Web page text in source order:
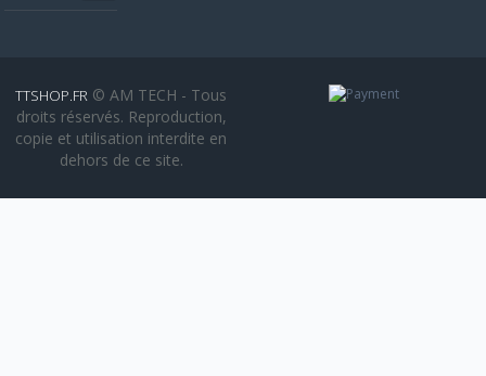
TTSHOP.FR © AM TECH - Tous
droits réservés. Reproduction,
copie et utilisation interdite en
dehors de ce site.